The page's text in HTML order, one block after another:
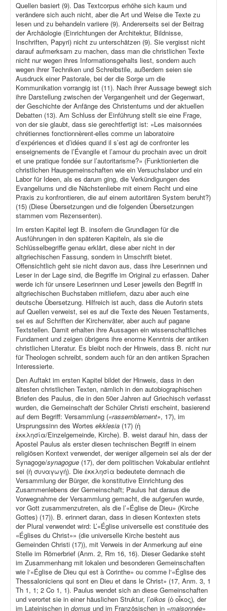
Quellen basiert (9). Das Textcorpus erhöhe sich kaum und
verändere sich auch nicht, aber die Art und Weise die Texte zu
lesen und zu behandeln variiere (9). Andererseits sei der Beitrag
der Archäologie (Einrichtungen der Architektur, Bildnisse,
Inschriften, Papyri) nicht zu unterschätzen (9). Sie vergisst nicht
darauf aufmerksam zu machen, dass man die christlichen Texte
nicht nur wegen ihres Informationsgehalts liest, sondern auch
wegen ihrer Techniken und Schreibstile, außerdem seien sie
Ausdruck einer Pastorale, bei der die Sorge um die
Kommunikation vorrangig ist (11). Nach ihrer Aussage bewegt sich
ihre Darstellung zwischen der Vergangenheit und der Gegenwart,
der Geschichte der Anfänge des Christentums und der aktuellen
Debatten (13). Am Schluss der Einführung stellt sie eine Frage,
von der sie glaubt, dass sie gerechtfertigt ist: «Les maisonnées
chrétiennes fonctionnèrent-elles comme un laboratoire
d’expériences et d’idées quand il s’est agi de confronter les
enseignements de l’Évangile et l’amour du prochain avec un droit
et une pratique fondée sur l’autoritarisme?» (Funktionierten die
christlichen Hausgemeinschaften wie ein Versuchslabor und ein
Labor für Ideen, als es darum ging, die Verkündigungen des
Evangeliums und die Nächstenliebe mit einem Recht und eine
Praxis zu konfrontieren, die auf einem autoritären System beruht?)
(15) (Diese Übersetzungen und die folgenden Übersetzungen
stammen vom Rezensenten).
Im ersten Kapitel legt B. insofern die Grundlagen für die
Ausführungen in den späteren Kapiteln, als sie die
Schlüsselbegriffe genau erklärt, diese aber nicht in der
altgriechischen Fassung, sondern in Umschrift bietet.
Offensichtlich geht sie nicht davon aus, dass ihre Leserinnen und
Leser in der Lage sind, die Begriffe im Original zu erfassen. Daher
werde ich für unsere Leserinnen und Leser jeweils den Begriff in
altgriechischen Buchstaben mitliefern, dazu aber auch eine
deutsche Übersetzung. Hilfreich ist auch, dass die Autorin stets
auf Quellen verweist, sei es auf die Texte des Neuen Testaments,
sei es auf Schriften der Kirchenväter, aber auch auf pagane
Textstellen. Damit erhalten ihre Aussagen ein wissenschaftliches
Fundament und zeigen übrigens ihre enorme Kenntnis der antiken
christlichen Literatur. Es bleibt noch der Hinweis, dass B. nicht nur
für Theologen schreibt, sondern auch für an den antiken Sprachen
Interessierte.
Den Auftakt im ersten Kapitel bildet der Hinweis, dass in den
ältesten christlichen Texten, nämlich in den autobiographischen
Briefen des Paulus, die in den 50er Jahren auf Griechisch verfasst
wurden, die Gemeinschaft der Schüler Christi erscheint, basierend
auf dem Begriff: Versammlung («rassemblement», 17), im
Ursprungssinn des Wortes ekklesia (17) (ἡ
ἐκκλησία/Einzelgemeinde, Kirche). B. weist darauf hin, dass der
Apostel Paulus als erster diesen technischen Begriff in einem
religiösen Kontext verwendet, der weniger allgemein sei als der der
Synagoge/synagogue (17), der dem politischen Vokabular entlehnt
sei (ἡ συναγωγή). Die ἐκκλησία bedeutete demnach die
Versammlung der Bürger, die konstitutive Einrichtung des
Zusammenlebens der Gemeinschaft; Paulus hat daraus die
Vorwegnahme der Versammlung gemacht, die aufgerufen wurde,
vor Gott zusammenzutreten, als die l’«Église de Dieu» (Kirche
Gottes) (17)). B. erinnert daran, dass in diesen Kontexten stets
der Plural verwendet wird: L’«Église universelle est constituée des
«Églises du Christ»» (die universelle Kirche besteht aus
Gemeinden Christi (17)), mit Verweis in der Anmerkung auf eine
Stelle im Römerbrief (Anm. 2, Rm 16, 16). Dieser Gedanke steht
im Zusammenhang mit lokalen und besonderen Gemeinschaften
wie l‘«Église de Dieu qui est à Corinthe» ou comme l‘«Église des
Thessaloniciens qui sont en Dieu et dans le Christ» (17, Anm. 3, 1
Th 1, 1; 2 Co 1, 1). Paulus wendet sich an diese Gemeinschaften
und verortet sie in einer häuslichen Struktur, l’oikos (ὁ οἶκος), der
im Lateinischen in domus und im Französischen in «maisonnée»